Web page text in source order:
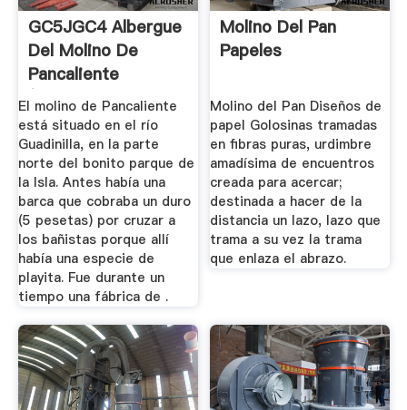
GC5JGC4 Albergue
Del Molino De
Pancaliente
(Unknown Cache ...
El molino de Pancaliente
está situado en el río
Guadinilla, en la parte
norte del bonito parque de
la Isla. Antes había una
barca que cobraba un duro
(5 pesetas) por cruzar a
los bañistas porque allí
había una especie de
playita. Fue durante un
tiempo una fábrica de .
Molino Del Pan
Papeles
Molino del Pan Diseños de
papel Golosinas tramadas
en fibras puras, urdimbre
amadísima de encuentros
creada para acercar;
destinada a hacer de la
distancia un lazo, lazo que
trama a su vez la trama
que enlaza el abrazo.